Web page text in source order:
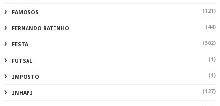
FAMOSOS (121)
FERNANDO RATINHO (44)
FESTA (302)
FUTSAL (1)
IMPOSTO (1)
INHAPI (127)